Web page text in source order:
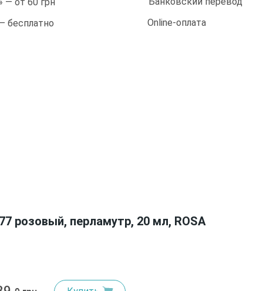
бесплатно
Online-оплата
розовый, перламутр, 20 мл, ROSA